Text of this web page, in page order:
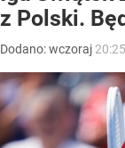
z Polski.
Dodano:wczoraj 20:25